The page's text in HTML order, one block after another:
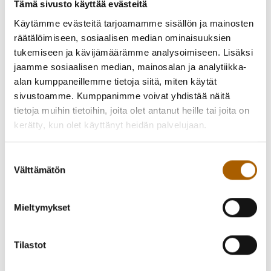
Tämä sivusto käyttää evästeitä
Käytämme evästeitä tarjoamamme sisällön ja mainosten
räätälöimiseen, sosiaalisen median ominaisuuksien
tukemiseen ja kävijämäärämme analysoimiseen. Lisäksi
jaamme sosiaalisen median, mainosalan ja analytiikka-
alan kumppaneillemme tietoja siitä, miten käytät
sivustoamme. Kumppanimme voivat yhdistää näitä
tietoja muihin tietoihin, joita olet antanut heille tai joita on
kerätty, kun olet käyttänyt heidän palvelujaan.
valinta
Välttämätön
Mieltymykset
Tilastot
Ulkoliikuntapuisto sijaitsee kirkonkylän kuntoradan
varrella: Piimätie/Huitutie. Pysäköinti Ketolantie 8.
Yhteinen jumppa
Arvontaa
Tarjolla mehua ja keksejä
Jekku Jänön tehtävärata lapsille
Klo 15-18 Roustinrannan ulkoilupuiston avajaisten
Käivjöiden kesken arvotaan yllätyspalkinto
puhapiirissä, järjestäjänä Tyrnävän Palloseura